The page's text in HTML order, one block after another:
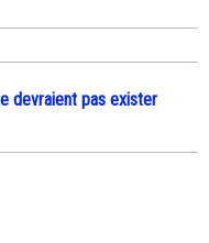
devraient pas exister